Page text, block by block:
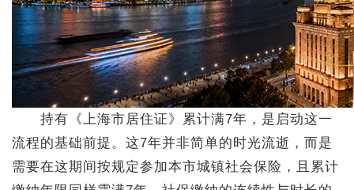
持有《上海市居住证》累计满7年，是启动这一
流程的基础前提。这7年并非简单的时光流逝，而是
需要在这期间按规定参加本市城镇社会保险，且累计